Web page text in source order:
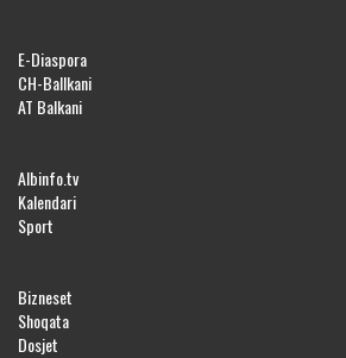
E-Diaspora
CH-Ballkani
AT Balkani
Albinfo.tv
Kalendari
Sport
Bizneset
Shoqata
Dosjet